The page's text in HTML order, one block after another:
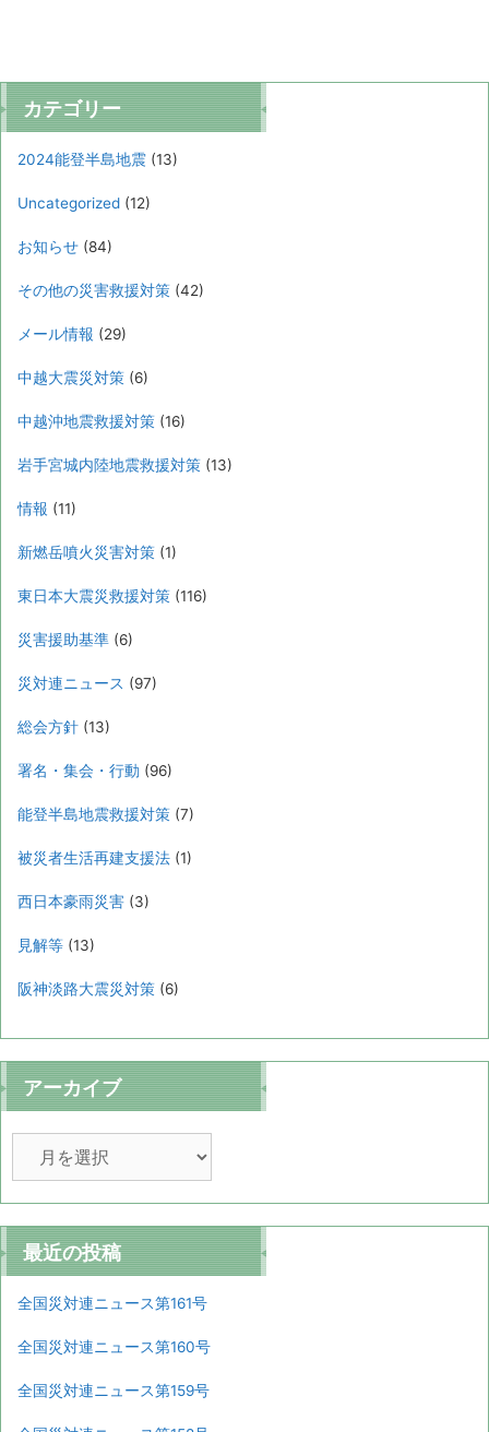
カテゴリー
2024能登半島地震 (13)
Uncategorized (12)
お知らせ (84)
その他の災害救援対策 (42)
メール情報 (29)
中越大震災対策 (6)
中越沖地震救援対策 (16)
岩手宮城内陸地震救援対策 (13)
情報 (11)
新燃岳噴火災害対策 (1)
東日本大震災救援対策 (116)
災害援助基準 (6)
災対連ニュース (97)
総会方針 (13)
署名・集会・行動 (96)
能登半島地震救援対策 (7)
被災者生活再建支援法 (1)
西日本豪雨災害 (3)
見解等 (13)
阪神淡路大震災対策 (6)
アーカイブ
カ
イ
ブ
最近の投稿
全国災対連ニュース第161号
全国災対連ニュース第160号
全国災対連ニュース第159号